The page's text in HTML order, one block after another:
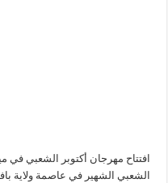
افتتاح مهرجان أكتوبر الشعبي في